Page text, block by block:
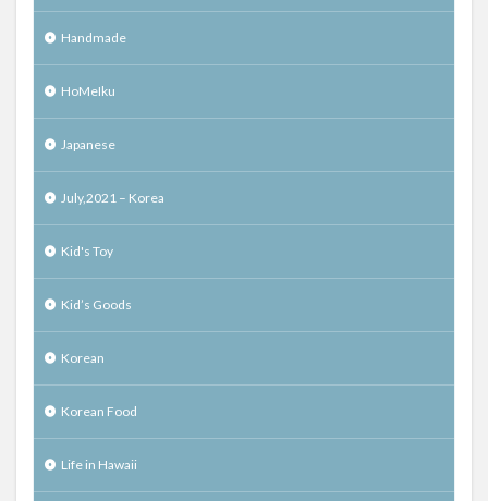
Handmade
HoMeIku
Japanese
July,2021 – Korea
Kid's Toy
Kid’s Goods
Korean
Korean Food
Life in Hawaii